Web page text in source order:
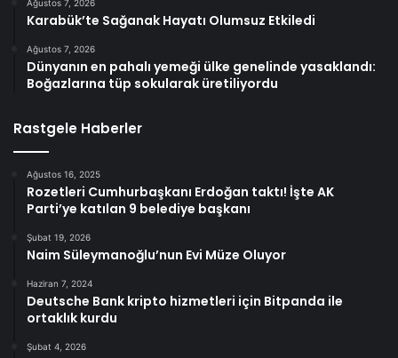
Ağustos 7, 2026
Karabük’te Sağanak Hayatı Olumsuz Etkiledi
Ağustos 7, 2026
Dünyanın en pahalı yemeği ülke genelinde yasaklandı:
Boğazlarına tüp sokularak üretiliyordu
Rastgele Haberler
Ağustos 16, 2025
Rozetleri Cumhurbaşkanı Erdoğan taktı! İşte AK
Parti’ye katılan 9 belediye başkanı
Şubat 19, 2026
Naim Süleymanoğlu’nun Evi Müze Oluyor
Haziran 7, 2024
Deutsche Bank kripto hizmetleri için Bitpanda ile
ortaklık kurdu
Şubat 4, 2026